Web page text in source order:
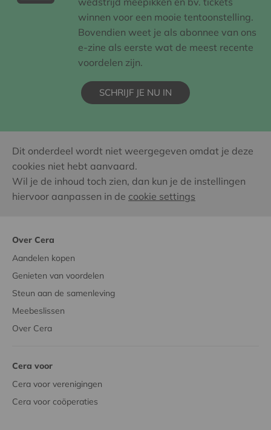
winnen voor een mooie tentoonstelling.
Bovendien weet je als abonnee van ons
e-zine als eerste wat de meest recente
voordelen zijn.
SCHRIJF JE NU IN
Dit onderdeel wordt niet weergegeven omdat je deze
cookies niet hebt aanvaard.
Wil je de inhoud toch zien, dan kun je de instellingen
hiervoor aanpassen in de cookie settings
Over Cera
Aandelen kopen
Genieten van voordelen
Steun aan de samenleving
Meebeslissen
Over Cera
Cera voor
Cera voor verenigingen
Cera voor coöperaties